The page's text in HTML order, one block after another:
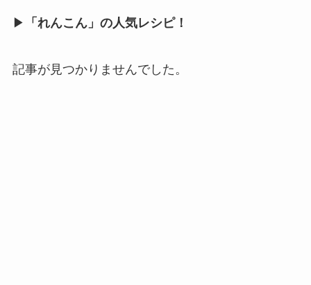
▶ 「れんこん」の人気レシピ！
記事が見つかりませんでした。